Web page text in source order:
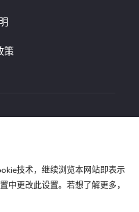
技术，继续浏览本网站即表示
中更改此设置。若想了解更多，
策
820-8955